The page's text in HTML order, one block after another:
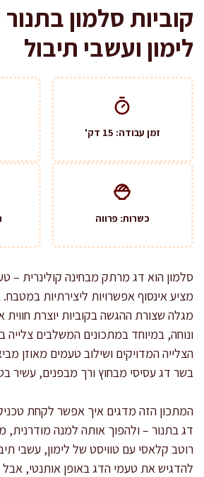
קוביות סלמון
לימון ועשבי תיבול
זמן עבודה: 15 דק'
כשרות: פרווה
סלמון הוא דג מרתק מבחינה קולינרית –
מציע אינסוף אפשרויות ליצירתיות במטבח.
מגלה שצורת ההגשה בקוביות יוצרת
ונוחה, במיוחד במתכונים המשלבים צלייה
הצלייה המדויקים ושילוב טעמים מאוזן
בשר דג עסיסי מבחוץ ורך מבפנים, עשיר
המתכון הזה מדגים איך אפשר לקחת
דג בתנור – ולהפוך אותה למנה מודרנית,
רוטב קלאסי עם טוויסט של לימון, עשבי
להדגיש את טעמי הדג באופן אותנטי, אבל